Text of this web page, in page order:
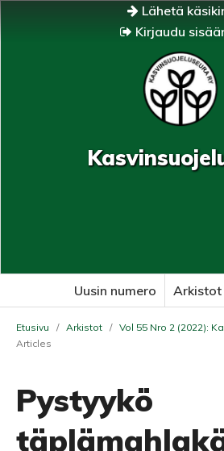
Lähetä
Kirjaudu
Uusin numero Arkistot
Etusivu / Arkistot / Vol 55 Nro 2 (2022):
Articles
Pystyykö